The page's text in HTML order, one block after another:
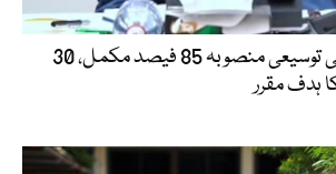
اسلام آباد سیف سٹی توسیعی منصوبہ 85 فیصد مکمل، 30
ہدف مقرر